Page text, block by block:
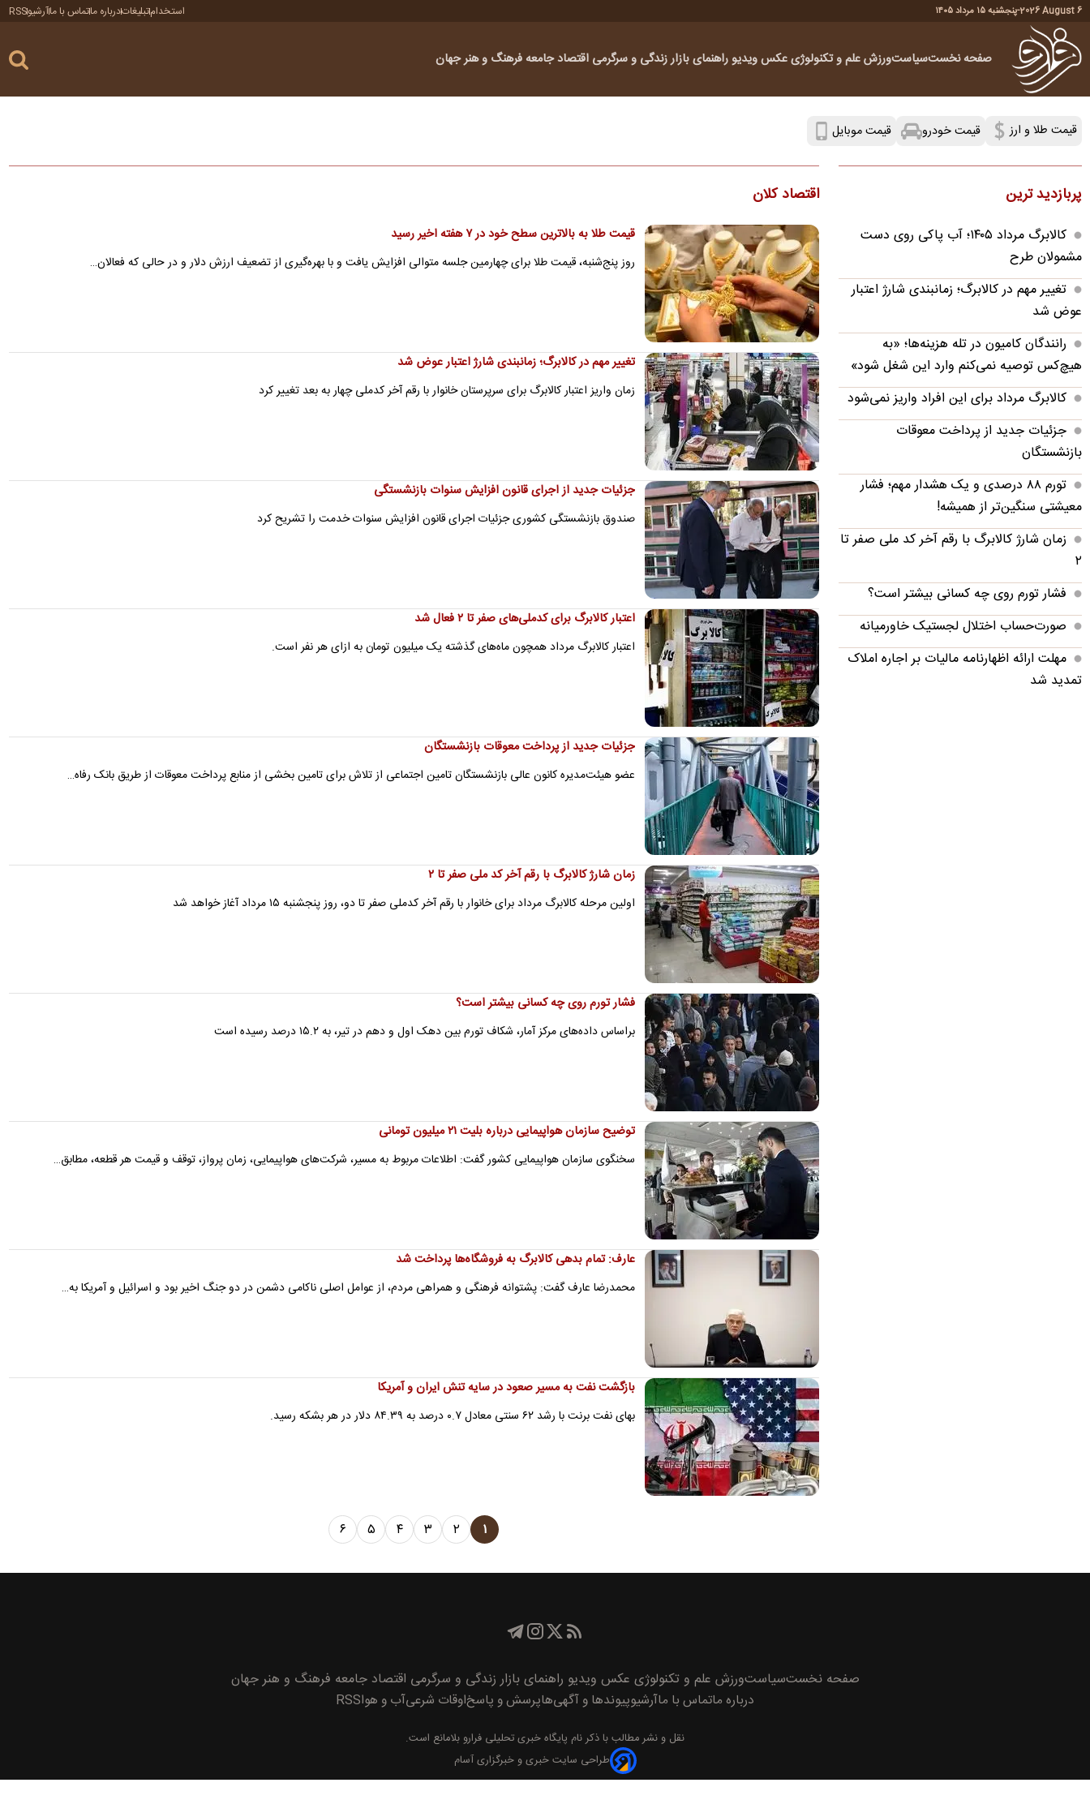
2026 August 6
-پنجشنبه ۱۵ مرداد ۱۴۰۵ استخدامتبلیغاتدرباره ماتماس با ماآرشیوRSS
صفحه نخستسیاستورزشعلم و تکنولوژیعکسویدیوراهنمای بازارزندگی و سرگرمی اقتصادجامعه فرهنگ و هنرجهان
قیمت طلا و ارز قیمت خودرو قیمت موبایل
پربازدید ترین
کالابرگ مرداد ۱۴۰۵؛ آب پاکی روی دست
مشمولان طرح
تغییر مهم در کالابرگ؛ زمانبندی‌ شارژ اعتبار
عوض شد
رانندگان کامیون در تله هزینه‌ها؛ «به
هیچ‌کس توصیه نمی‌کنم وارد این شغل شود»
کالابرگ مرداد برای این افراد واریز نمی‌شود
جزئیات جدید از پرداخت معوقات
بازنشستگان
تورم ۸۸ درصدی و یک هشدار مهم؛ فشار
معیشتی سنگین‌تر از همیشه!
زمان شارژ کالابرگ با رقم آخر کد ملی صفر تا
۲
فشار تورم روی چه کسانی بیشتر است؟
صورت‌حساب اختلال لجستیک خاورمیانه
مهلت ارائه اظهارنامه مالیات بر اجاره املاک
تمدید شد
اقتصاد کلان
قیمت طلا به بالاترین سطح خود در ۷ هفته اخیر رسید
روز پنج‌شنبه، قیمت طلا برای چهارمین جلسه متوالی افزایش یافت و با بهره‌گیری از تضعیف ارزش دلار و در حالی که فعالان…
تغییر مهم در کالابرگ؛ زمانبندی‌ شارژ اعتبار عوض شد
زمان واریز اعتبار کالابرگ برای سرپرستان خانوار با رقم آخر کدملی چهار به بعد تغییر کرد
جزئیات جدید از اجرای قانون افزایش سنوات بازنشستگی
صندوق بازنشستگی کشوری جزئیات اجرای قانون افزایش سنوات خدمت را تشریح کرد
اعتبار کالابرگ برای کدملی‌های صفر تا ۲ فعال شد
اعتبار کالابرگ مرداد همچون ماه‌های گذشته یک میلیون تومان به ازای هر نفر است.
جزئیات جدید از پرداخت معوقات بازنشستگان
عضو هیئت‌مدیره کانون عالی بازنشستگان تامین اجتماعی از تلاش برای تامین بخشی از منابع پرداخت معوقات از طریق بانک رفاه…
زمان شارژ کالابرگ با رقم آخر کد ملی صفر تا ۲
اولین مرحله کالابرگ مرداد برای خانوار با رقم آخر کدملی صفر تا دو، روز پنجشنبه ۱۵ مرداد آغاز خواهد شد
فشار تورم روی چه کسانی بیشتر است؟
براساس داده‌های مرکز آمار، شکاف تورم بین دهک اول و دهم در تیر، به ۱۵.۲ درصد رسیده است
توضیح سازمان هواپیمایی درباره بلیت ۲۱ میلیون تومانی
سخنگوی سازمان هواپیمایی کشور گفت: اطلاعات مربوط به مسیر، شرکت‌های هواپیمایی، زمان پرواز، توقف و قیمت هر قطعه، مطابق…
عارف: تمام بدهی کالابرگ به فروشگاه‌ها پرداخت شد
محمدرضا عارف گفت: پشتوانه فرهنگی و همراهی مردم، از عوامل اصلی ناکامی دشمن در دو جنگ اخیر بود و اسرائیل و آمریکا به…
بازگشت نفت به مسیر صعود در سایه تنش ایران و آمریکا
بهای نفت برنت با رشد ۶۲ سنتی معادل ۰.۷ درصد به ۸۴.۳۹ دلار در هر بشکه رسید.
۱ ۲ ۳ ۴ ۵ ۶
صفحه نخستسیاستورزش علم و تکنولوژی عکس ویدیو راهنمای بازارزندگی و سرگرمی اقتصادجامعه فرهنگ و هنرجهان
درباره ماتماس با ماآرشیوپیوند‌ها و آگهی‌هاپرسش و پاسخاوقات شرعیآب و هواRSS
نقل و نشر مطالب با ذکر نام پايگاه خبری تحليلی فراروبلامانع است.
طراحی سایت خبری و خبرگزاری آسام